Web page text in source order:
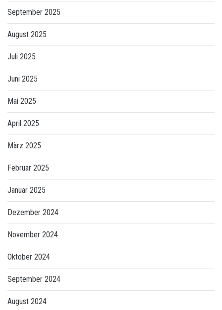
September 2025
August 2025
Juli 2025
Juni 2025
Mai 2025
April 2025
März 2025
Februar 2025
Januar 2025
Dezember 2024
November 2024
Oktober 2024
September 2024
August 2024